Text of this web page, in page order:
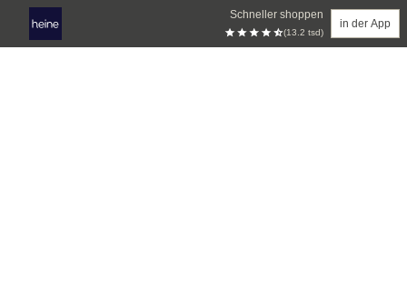
Schneller shoppen
(13.2 tsd)
in der App